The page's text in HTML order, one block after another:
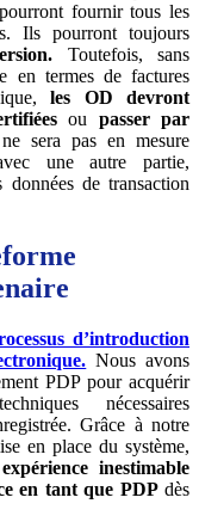
pourront fournir tous les
Ils pourront toujours
Toutefois, sans
en termes de factures
les OD devront
ou passer par
sera pas en mesure
une autre partie,
de transaction
d’introduction
Nous avons
PDP pour acquérir
nécessaires
Grâce à notre
en place du système,
inestimable
en tant que PDPdès